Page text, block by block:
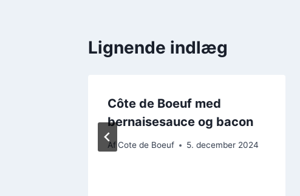
Lignende indlæg
Côte de Boeuf med
bernaisesauce og bacon
AfCote de Boeuf 5. december 2024